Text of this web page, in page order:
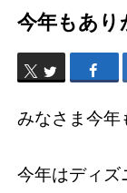
今年もあり
みなさま今年
今年はディズ